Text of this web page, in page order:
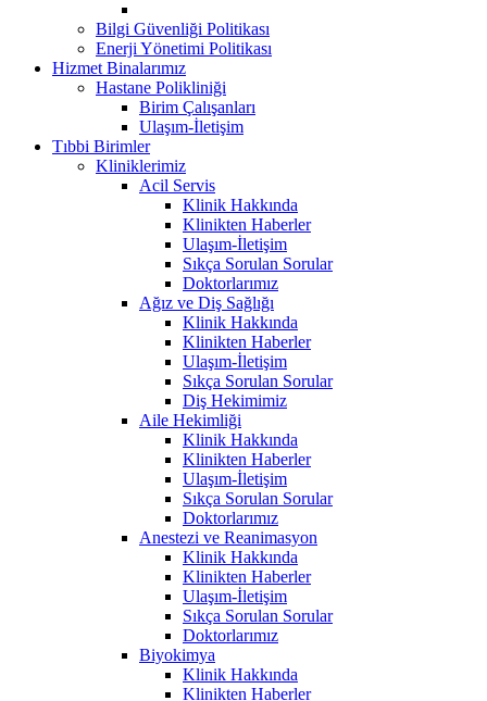
Bilgi Güvenliği Politikası
Enerji Yönetimi Politikası
Hizmet Binalarımız
Hastane Polikliniği
Birim Çalışanları
Ulaşım-İletişim
Tıbbi Birimler
Kliniklerimiz
Acil Servis
Klinik Hakkında
Klinikten Haberler
Ulaşım-İletişim
Sıkça Sorulan Sorular
Doktorlarımız
Ağız ve Diş Sağlığı
Klinik Hakkında
Klinikten Haberler
Ulaşım-İletişim
Sıkça Sorulan Sorular
Diş Hekimimiz
Aile Hekimliği
Klinik Hakkında
Klinikten Haberler
Ulaşım-İletişim
Sıkça Sorulan Sorular
Doktorlarımız
Anestezi ve Reanimasyon
Klinik Hakkında
Klinikten Haberler
Ulaşım-İletişim
Sıkça Sorulan Sorular
Doktorlarımız
Biyokimya
Klinik Hakkında
Klinikten Haberler